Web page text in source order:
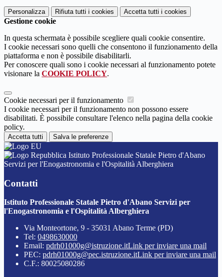
Personalizza Rifiuta tutti i cookies Accetta tutti i cookies
Gestione cookie
In questa schermata è possibile scegliere quali cookie consentire.
I cookie necessari sono quelli che consentono il funzionamento della
piattaforma e non è possibile disabilitarli.
Per conoscere quali sono i cookie necessari al funzionamento potete
visionare la COOKIE POLICY.
Cookie necessari per il funzionamento
I cookie necessari per il funzionamento non possono essere
disabilitati. È possibile consultare l'elenco nella pagina della cookie
policy.
Accetta tutti Salva le preferenze
Istituto Professionale Statale Pietro d'Abano
Servizi per l'Enogastronomia e l'Ospitalità Alberghiera
Contatti
Istituto Professionale Statale Pietro d'Abano Servizi per
l'Enogastronomia e l'Ospitalità Alberghiera
Via Monteortone, 9 - 35031 Abano Terme (PD)
Tel: 0498630000
Email: pdrh01000g@istruzione.itLink per inviare una mail
PEC: pdrh01000g@pec.istruzione.itLink per inviare una mail
C.F.: 80025080286